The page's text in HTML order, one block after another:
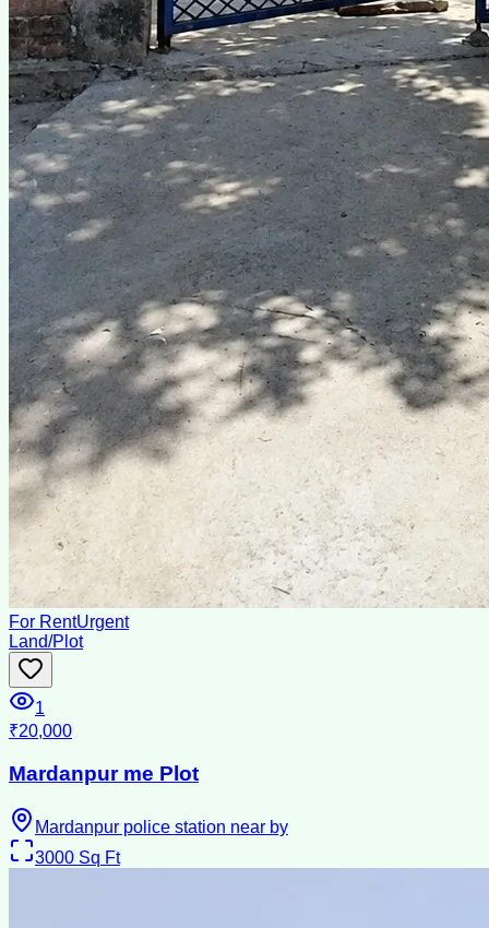
For RentUrgent
Land/Plot
1
₹20,000
Mardanpur me Plot
Mardanpur police station near by
3000 Sq Ft